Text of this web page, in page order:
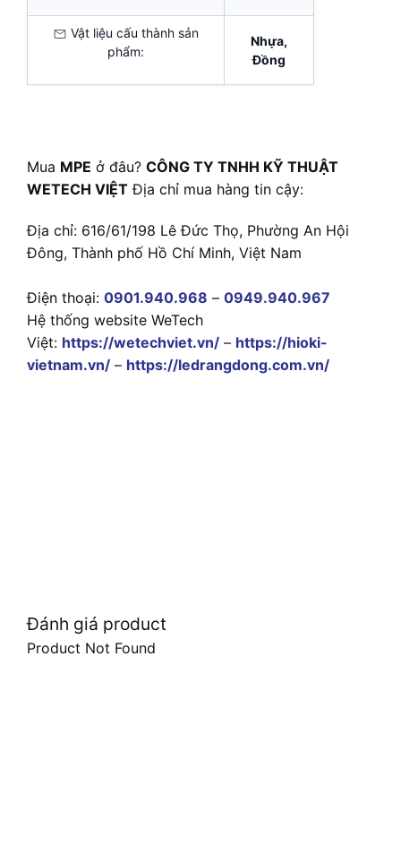
Vật liệu cấu thành sản
phẩm:
Nhựa,
Đồng
Mua MPE ở đâu? CÔNG TY TNHH KỸ THUẬT
WETECH VIỆT Địa chỉ mua hàng tin cậy:
Địa chỉ: 616/61/198 Lê Đức Thọ, Phường An Hội
Đông, Thành phố Hồ Chí Minh, Việt Nam
Điện thoại: 0901.940.968 – 0949.940.967
Hệ thống website WeTech
Việt: https://wetechviet.vn/ – https://hioki-
vietnam.vn/ – https://ledrangdong.com.vn/
Đánh giá product
Product Not Found